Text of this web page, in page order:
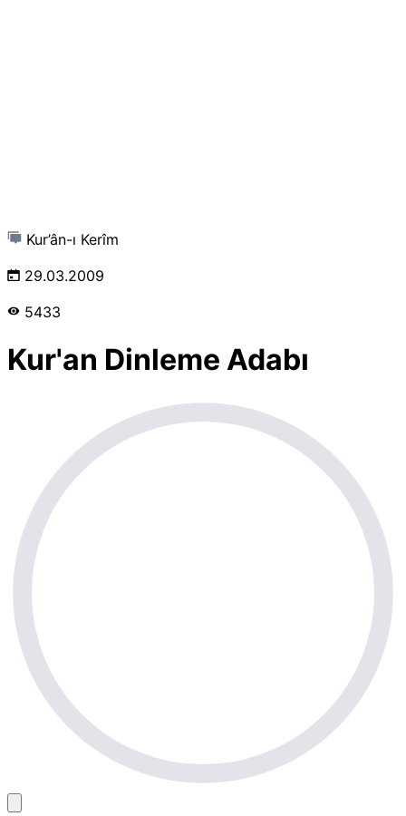
Kur’ân-ı Kerîm
29.03.2009
5433
Kur'an Dinleme Adabı